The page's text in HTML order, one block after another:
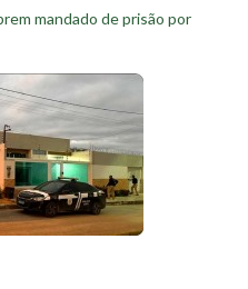
mandado de prisão por